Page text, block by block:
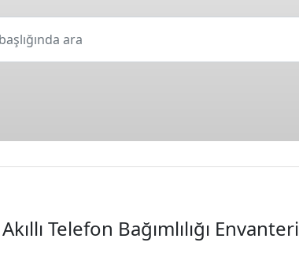
ara
Akıllı Telefon Bağımlılığı Envanteri